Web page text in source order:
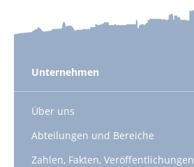
Unternehmen
Über uns
Abteilungen und Bereiche
Zahlen, Fakten, Veröffentlichungen